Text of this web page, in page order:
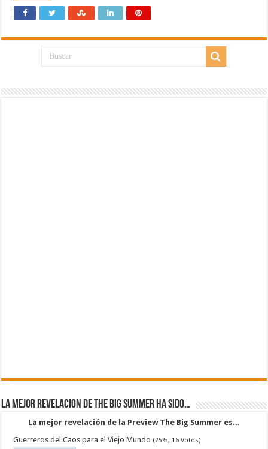
La mejor revelacion de The Big Summer ha sido…
La mejor revelación de la Preview The Big Summer es...
Guerreros del Caos para el Viejo Mundo (25%, 16 Votos)